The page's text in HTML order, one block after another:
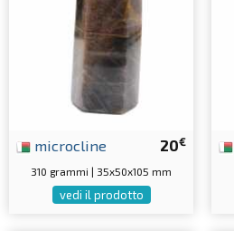
20€
microcline
310 grammi | 35x50x105 mm
vedi il prodotto